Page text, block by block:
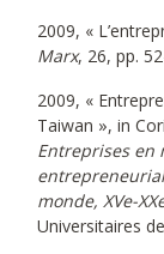
2009, «
Marx, 26, pp.
2009, «
Taiwan », in
Entreprises en
monde, XVe-
Universitaires